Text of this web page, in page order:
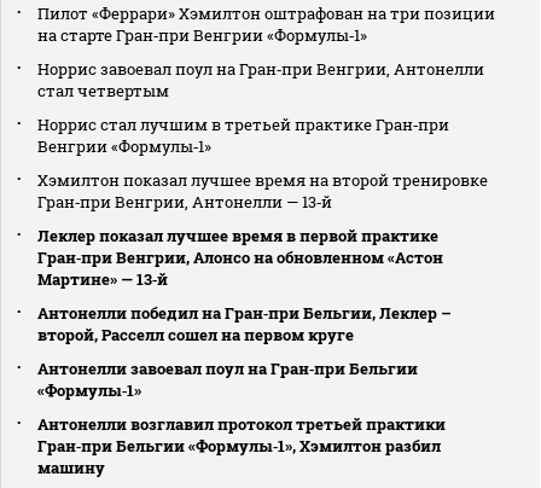
Пилот «Феррари» Хэмилтон оштрафован на три позиции
на старте Гран‑при Венгрии «Формулы‑1»
Норрис завоевал поул на Гран‑при Венгрии, Антонелли
стал четвертым
Норрис стал лучшим в третьей практике Гран‑при
Венгрии «Формулы‑1»
Хэмилтон показал лучшее время на второй тренировке
Гран‑при Венгрии, Антонелли — 13‑й
Леклер показал лучшее время в первой практике
Гран‑при Венгрии, Алонсо на обновленном «Астон
Мартине» — 13‑й
Антонелли победил на Гран‑при Бельгии, Леклер –
второй, Расселл сошел на первом круге
Антонелли завоевал поул на Гран‑при Бельгии
«Формулы‑1»
Антонелли возглавил протокол третьей практики
Гран‑при Бельгии «Формулы‑1», Хэмилтон разбил
машину